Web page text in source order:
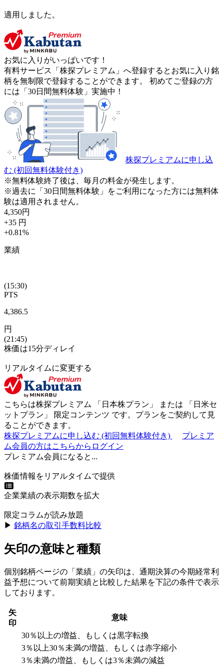
適用しました。
お気に入りがいっぱいです！
有料サービス「株探プレミアム」へ登録するとお気に入り銘
柄を無制限で登録することができます。 初めてご登録の方
には「30日間無料体験」実施中！
株探プレミアムに申し込
む (初回無料体験付き)
※無料体験終了後は、毎月の料金が発生します。
※過去に「30日間無料体験」をご利用になった方には無料体
験は適用されません。
4,350円
+35 円
+0.81%
業績
(15:30)
PTS
4,386.5
円
(21:45)
株価は15分ディレイ
リアルタイムに変更する
こちらは株探プレミアム 「 日本株プラン 」 または 「 日米セ
ットプラン 」 限定コンテンツ です。プランをご契約して見
ることができます。
株探プレミアムに申し込む (初回無料体験付き)
プレミア
ム会員の方はこちらからログイン
プレミアム会員になると...
株価情報をリアルタイムで提供
企業業績の表示期数を拡大
限定コラムが読み放題
▶︎ 銘柄名の取引手数料比較
矢印の意味と種類
個別銘柄ページの「業績」の矢印は、通期決算の今期経常利
益予想について前期実績と比較した結果を下記の条件で表示
しております。
矢
印
意味
30％以上の増益、もしくは黒字転換
3％以上30％未満の増益、もしくは赤字縮小
3％未満の増益、もしくは3％未満の減益